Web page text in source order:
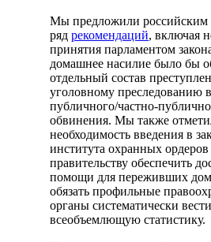
Мы предложили российским
ряд рекомендаций, включая
принятия парламентом
домашнее насилие было бы
отдельный состав
уголовному преследованию
публичного/частно-
обвинения. Мы также
необходимость введения в
института охранных
правительству обеспечить
помощи для переживших
обязать профильные
органы систематически вести
всеобъемлющую статистику.